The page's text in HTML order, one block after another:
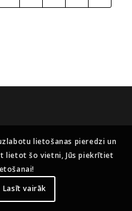
lietošanas pieredzi un
lietot šo vietni, Jūs piekrītiet
Lasīt vairāk